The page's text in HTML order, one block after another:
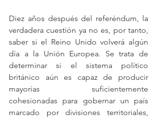
Diez años después del referéndum, la
verdadera cuestión ya no es, por tanto,
saber si el Reino Unido volverá algún
día a la Unión Europea. Se trata de
determinar si el sistema político
británico aún es capaz de producir
mayorías suficientemente
cohesionadas para gobernar un país
marcado por divisiones territoriales,